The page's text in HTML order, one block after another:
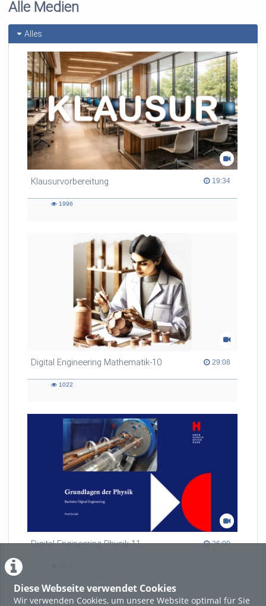
Diese Webseite verwendet Cookies
Wir verwenden Cookies, um unsere Website optimal für Sie
Alle Medien
Alles
Klausurvorbereitung 19:34
19:34 duration
1996
Digital Engineering Mathematik-10 29:08
29:08 duration
1022
Digital Engineering Physik-11 26:00
26:00 duration
1024